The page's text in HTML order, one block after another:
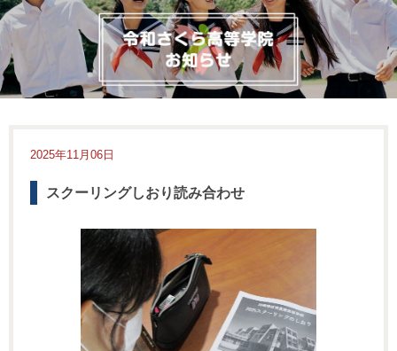
2025年11月06日
スクーリングしおり読み合わせ